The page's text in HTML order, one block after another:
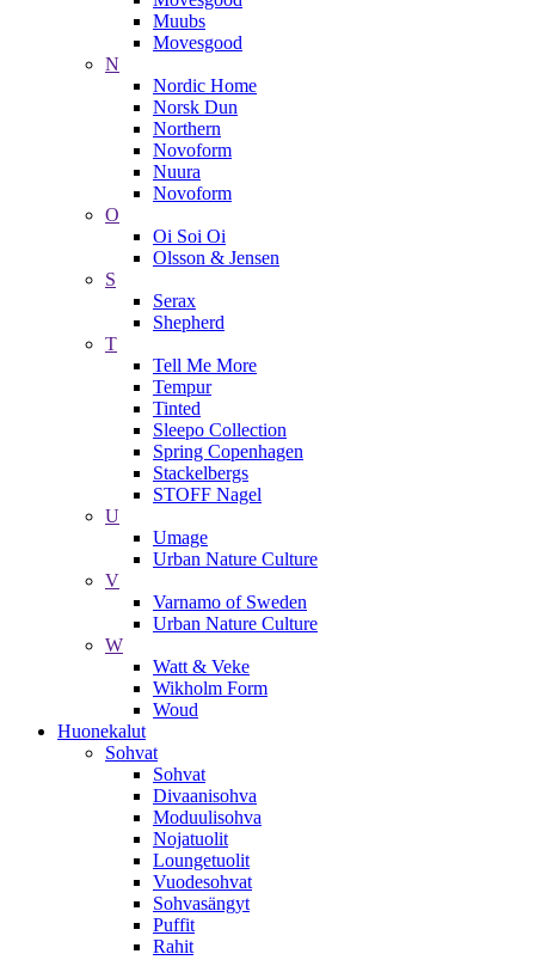
Muubs
Movesgood
N
Nordic Home
Norsk Dun
Northern
Novoform
Nuura
Novoform
O
Oi Soi Oi
Olsson & Jensen
S
Serax
Shepherd
T
Tell Me More
Tempur
Tinted
Sleepo Collection
Spring Copenhagen
Stackelbergs
STOFF Nagel
U
Umage
Urban Nature Culture
V
Varnamo of Sweden
Urban Nature Culture
W
Watt & Veke
Wikholm Form
Woud
Huonekalut
Sohvat
Sohvat
Divaanisohva
Moduulisohva
Nojatuolit
Loungetuolit
Vuodesohvat
Sohvasängyt
Puffit
Rahit